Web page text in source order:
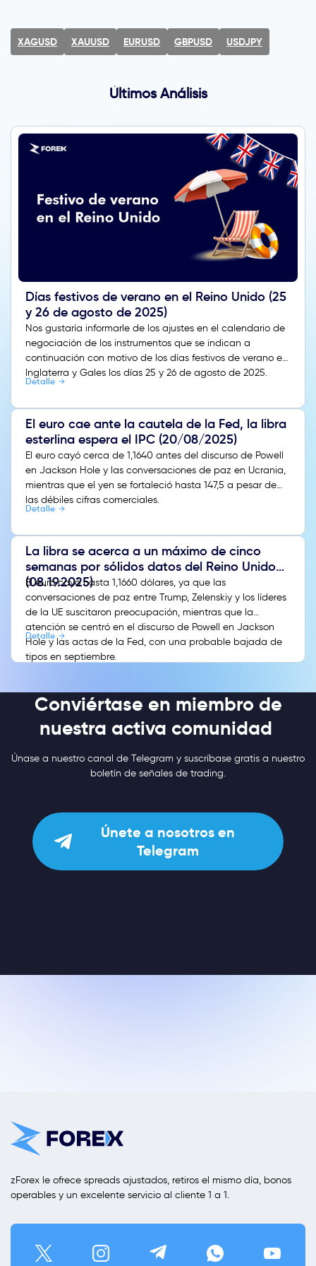
XAGUSD XAUUSD EURUSD GBPUSD USDJPY
Últimos Análisis
Días festivos de verano en el Reino Unido (25
y 26 de agosto de 2025)
Nos gustaría informarle de los ajustes en el calendario de
negociación de los instrumentos que se indican a
continuación con motivo de los días festivos de verano en
Inglaterra y Gales los días 25 y 26 de agosto de 2025.
Detalle
El euro cae ante la cautela de la Fed, la libra
esterlina espera el IPC (20/08/2025)
El euro cayó cerca de 1,1640 antes del discurso de Powell
en Jackson Hole y las conversaciones de paz en Ucrania,
mientras que el yen se fortaleció hasta 147,5 a pesar de
las débiles cifras comerciales.
Detalle
La libra se acerca a un máximo de cinco
semanas por sólidos datos del Reino Unido
(08.19.2025)
El euro cayó hasta 1,1660 dólares, ya que las
conversaciones de paz entre Trump, Zelenskiy y los líderes
de la UE suscitaron preocupación, mientras que la
atención se centró en el discurso de Powell en Jackson
Hole y las actas de la Fed, con una probable bajada de
tipos en septiembre.
Detalle
Conviértase en miembro de
nuestra activa comunidad
Únase a nuestro canal de Telegram y suscríbase gratis a nuestro
boletín de señales de trading.
Únete a nosotros en
Telegram
zForex le ofrece spreads ajustados, retiros el mismo día, bonos
operables y un excelente servicio al cliente 1 a 1.